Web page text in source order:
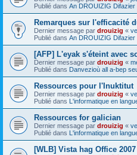
Publié dans An DROUIZIG Difazier
Remarques sur l'efficacité
Dernier message par drouizig «
Publié dans An DROUIZIG Difazier
[AFP] L'eyak s'éteint avec
Dernier message par drouizig «
Publié dans Danvezioù all a-bep
Ressources pour l'Inuktitut
Dernier message par drouizig «
Publié dans L'informatique en
Ressources for galician
Dernier message par drouizig «
Publié dans L'informatique en
[WLB] Vista hag Office